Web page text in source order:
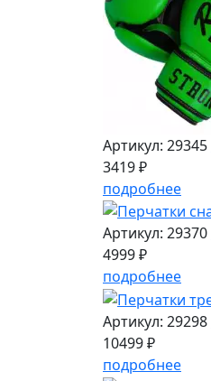
Артикул: 29345
3419 ₽
подробнее
Артикул: 29370
4999 ₽
подробнее
Артикул: 29298
10499 ₽
подробнее